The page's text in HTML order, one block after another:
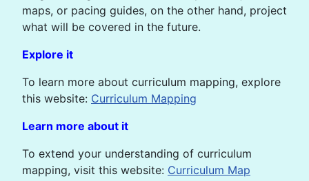
maps, or pacing guides, on the other hand, project
what will be covered in the future.
Explore it
To learn more about curriculum mapping, explore
this website: Curriculum Mapping
Learn more about it
To extend your understanding of curriculum
mapping, visit this website: Curriculum Map